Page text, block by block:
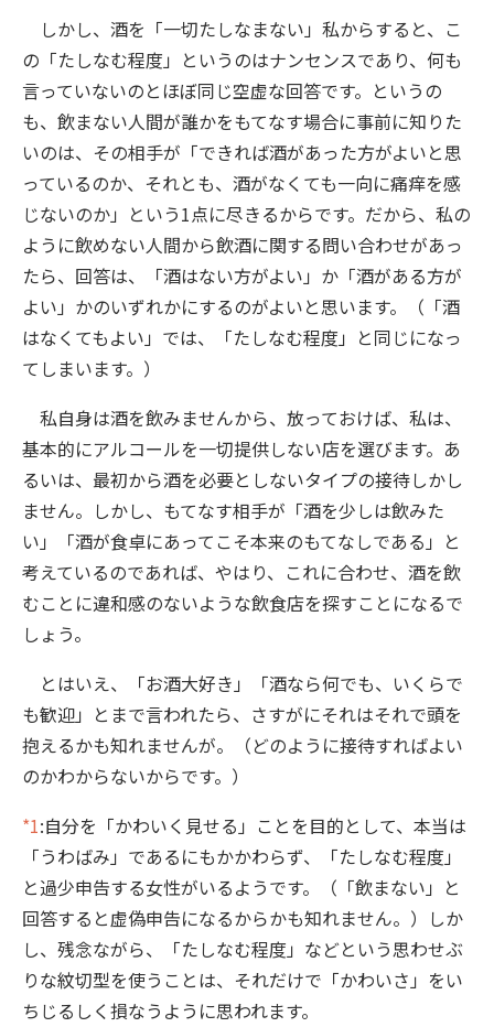
しかし、酒を「一切たしなまない」私からすると、こ
の「たしなむ程度」というのはナンセンスであり、何も
言っていないのとほぼ同じ空虚な回答です。というの
も、飲まない人間が誰かをもてなす場合に事前に知りた
いのは、その相手が「できれば酒があった方がよいと思
っているのか、それとも、酒がなくても一向に痛痒を感
じないのか」という1点に尽きるからです。だから、私の
ように飲めない人間から飲酒に関する問い合わせがあっ
たら、回答は、「酒はない方がよい」か「酒がある方が
よい」かのいずれかにするのがよいと思います。（「酒
はなくてもよい」では、「たしなむ程度」と同じになっ
てしまいます。）
私自身は酒を飲みませんから、放っておけば、私は、
基本的にアルコールを一切提供しない店を選びます。あ
るいは、最初から酒を必要としないタイプの接待しかし
ません。しかし、もてなす相手が「酒を少しは飲みた
い」「酒が食卓にあってこそ本来のもてなしである」と
考えているのであれば、やはり、これに合わせ、酒を飲
むことに違和感のないような飲食店を探すことになるで
しょう。
とはいえ、「お酒大好き」「酒なら何でも、いくらで
も歓迎」とまで言われたら、さすがにそれはそれで頭を
抱えるかも知れませんが。（どのように接待すればよい
のかわからないからです。）
*1:自分を「かわいく見せる」ことを目的として、本当は
「うわばみ」であるにもかかわらず、「たしなむ程度」
と過少申告する女性がいるようです。（「飲まない」と
回答すると虚偽申告になるからかも知れません。）しか
し、残念ながら、「たしなむ程度」などという思わせぶ
りな紋切型を使うことは、それだけで「かわいさ」をい
ちじるしく損なうように思われます。